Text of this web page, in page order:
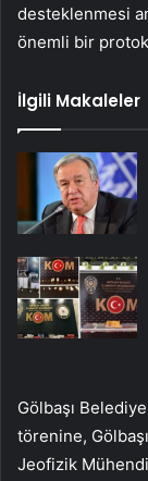
desteklenmesi
önemli bir
İlgili Makaleler
Gölbaşı
törenine,
Jeofizik